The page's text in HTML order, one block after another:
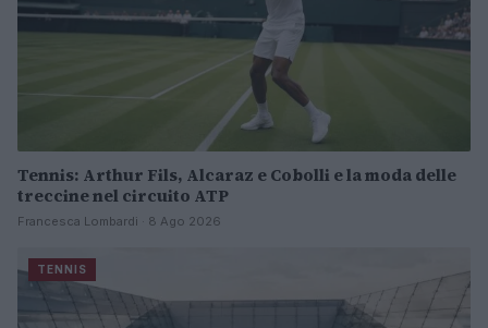
Tennis: Arthur Fils, Alcaraz e Cobolli e la moda delle
treccine nel circuito ATP
Francesca Lombardi · 8 Ago 2026
TENNIS